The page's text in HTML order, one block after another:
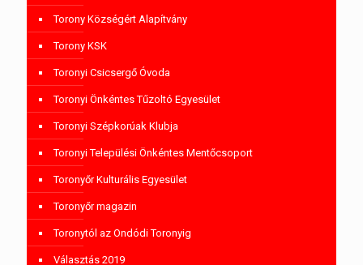
Torony Községért Alapítvány
Torony KSK
Toronyi Csicsergő Óvoda
Toronyi Önkéntes Tűzoltó Egyesület
Toronyi Szépkorúak Klubja
Toronyi Települési Önkéntes Mentőcsoport
Toronyőr Kulturális Egyesület
Toronyőr magazin
Toronytól az Ondódi Toronyig
Választás 2019